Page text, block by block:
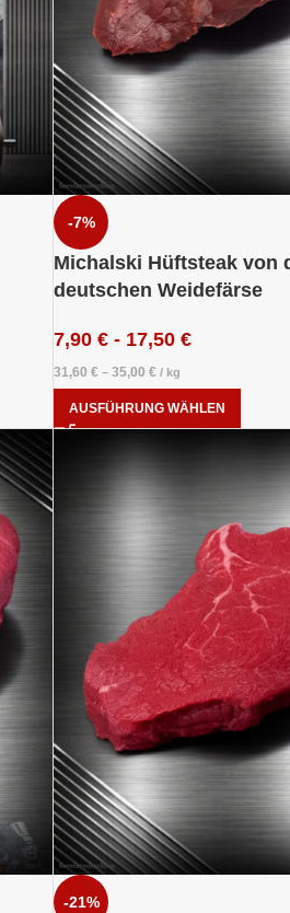
-7%
Michalski Hüftsteak von
deutschen Weidefärse
7,90 € - 17,50 €
31,60 € – 35,00 € / kg
AUSFÜHRUNG WÄHLEN
-21%